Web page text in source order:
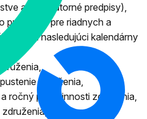
a iné vnútorné predpisy),
príspevku pre riadnych a
na nasledujúci kalendárny
združenia,
ročný plán činnosti združenia,